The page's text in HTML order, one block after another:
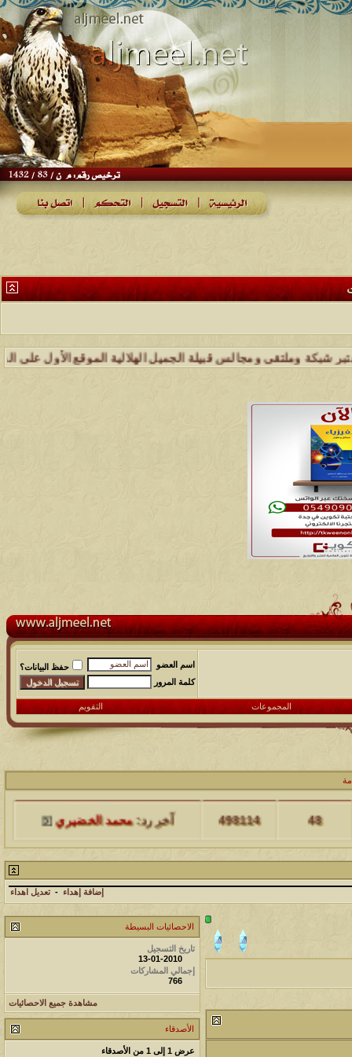
ومجالس قبيلة الجميل الهلالية الموقع الأول على الشبكة
اسم العضو
حفظ البيانات؟
كلمة المرور
المجموعات التقويم
آخر رد:
مشاركات المشاهدات آخر مشاركة
17
231646 آخر رد:محمد الخضيري
المشاهدات
آخر مشاركة
177512 آخر رد:
آخر مشاركة
محمد الخضيري
إضافة إهداء - تعديل اهداء
الاحصائيات البسيطة
تاريخ التسجيل
13-01-2010
إجمالي المشاركات
766
مشاهدة جميع الاحصائيات
الأصدقاء
عرض 1 إلى 1 من الأصدقاء